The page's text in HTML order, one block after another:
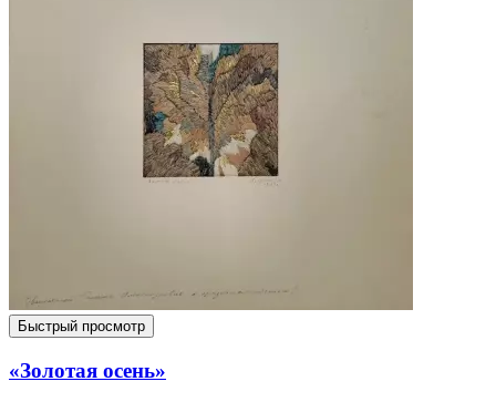
Быстрый просмотр
«Золотая осень»